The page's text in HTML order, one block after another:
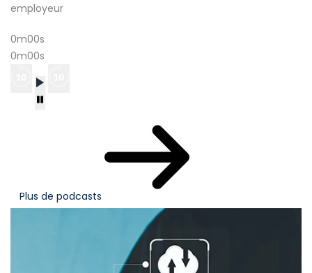
employeur
0m00s
0m00s
Plus de podcasts